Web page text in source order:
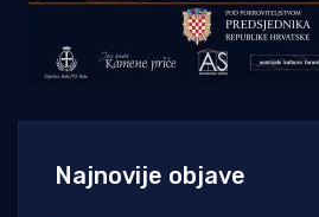
Najnovije objave